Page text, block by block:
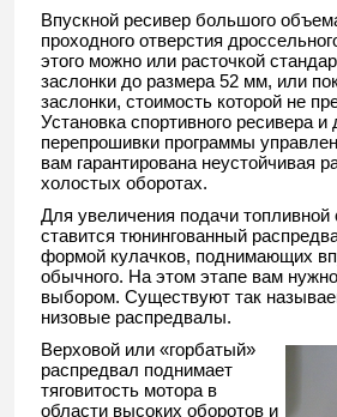
Впускной ресивер большого
проходного отверстия
этого можно или расточкой
заслонки до размера 52 мм, или
заслонки, стоимость которой не
Установка спортивного ресивера и
перепрошивки программы
вам гарантирована неустойчивая
холостых оборотах.
Для увеличения подачи
ставится тюнингованный
формой кулачков, поднимающих
обычного. На этом этапе вам
выбором. Существуют так
низовые распредвалы.
Верховой или «горбатый»
распредвал поднимает
тяговитость мотора в
области высоких оборотов и